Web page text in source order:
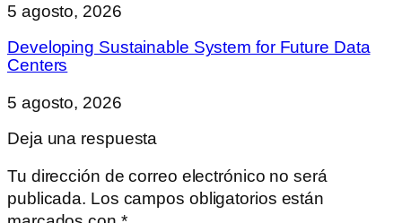
5 agosto, 2026
Developing Sustainable System for Future Data
Centers
5 agosto, 2026
Deja una respuesta
Tu dirección de correo electrónico no será
publicada. Los campos obligatorios están